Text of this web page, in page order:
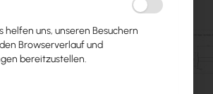
helfen uns, unseren Besuchern
Browserverlauf und
bereitzustellen.